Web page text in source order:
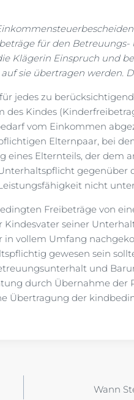
für den Betreuungs-
Klägerin Einspruch und
sie übertragen werden.
jedes zu
Kindes
vom Einkommen
Elternpaar, bei
eines Elternteils, der dem
gegenüber
nicht
Freibeträge von
Kindesvater seiner
vollem Umfang
gewesen sein
und
durch Übernahme der
Übertragung der
Wann